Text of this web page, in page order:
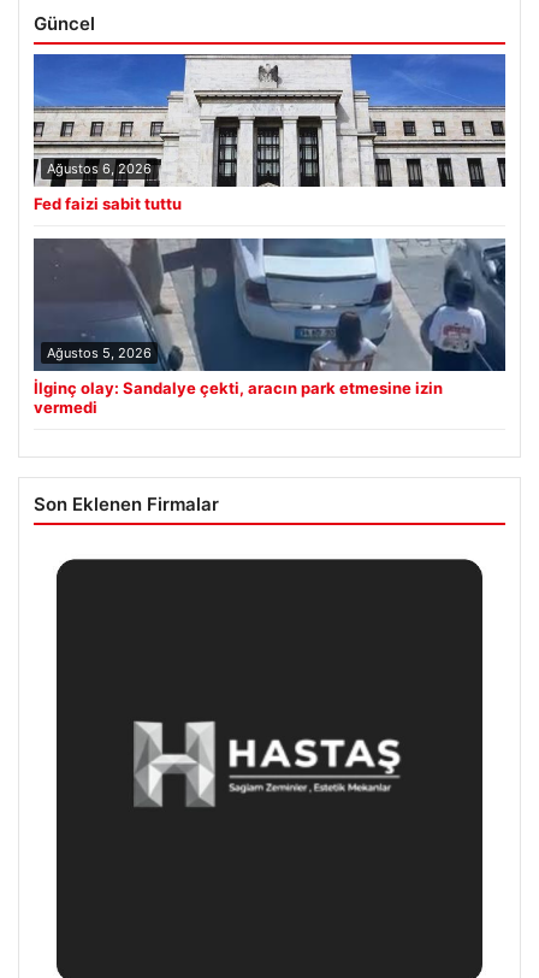
Güncel
Ağustos 6, 2026
Fed faizi sabit tuttu
Ağustos 5, 2026
İlginç olay: Sandalye çekti, aracın park etmesine izin
vermedi
Son Eklenen Firmalar